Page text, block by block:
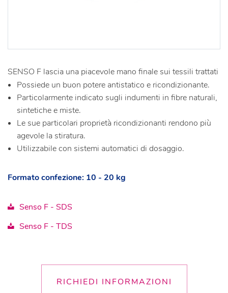
SENSO F lascia una piacevole mano finale sui tessili trattati
Possiede un buon potere antistatico e ricondizionante.
Particolarmente indicato sugli indumenti in fibre naturali,
sintetiche e miste.
Le sue particolari proprietà ricondizionanti rendono più
agevole la stiratura.
Utilizzabile con sistemi automatici di dosaggio.
Formato confezione: 10 - 20 kg
Senso F - SDS
Senso F - TDS
RICHIEDI INFORMAZIONI